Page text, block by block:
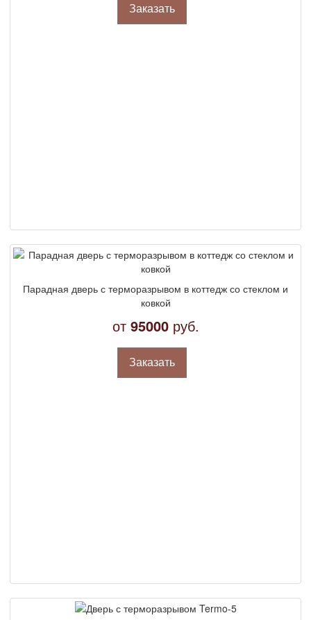
Заказать
Парадная дверь с терморазрывом в коттедж со стеклом и
ковкой
от 95000руб.
Заказать